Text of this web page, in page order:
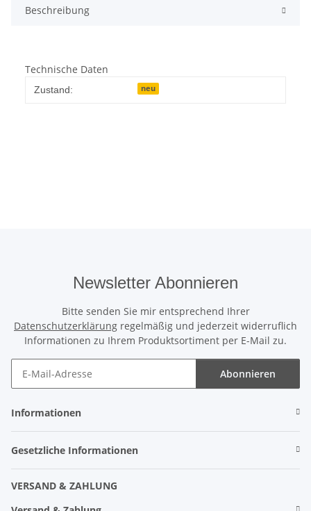
Beschreibung
Technische Daten
Zustand: neu
Newsletter Abonnieren
Bitte senden Sie mir entsprechend Ihrer
Datenschutzerklärung regelmäßig und jederzeit widerruflich
Informationen zu Ihrem Produktsortiment per E-Mail zu.
Abonnieren
Informationen
Gesetzliche Informationen
VERSAND & ZAHLUNG